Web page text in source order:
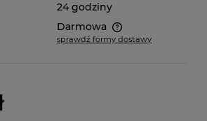
24 godziny
Darmowa
ewentualnych kosztów płatności
sprawdź formy dostawy